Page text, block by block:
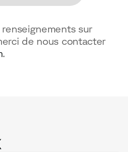
sur
de nous contacter
.